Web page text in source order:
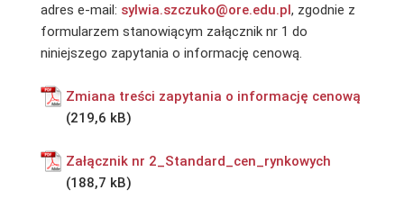
adres e-mail: sylwia.szczuko@ore.edu.pl, zgodnie z
formularzem stanowiącym załącznik nr 1 do
niniejszego zapytania o informację cenową.
Zmiana treści zapytania o informację cenową
Załącznik nr 2_Standard_cen_rynkowych